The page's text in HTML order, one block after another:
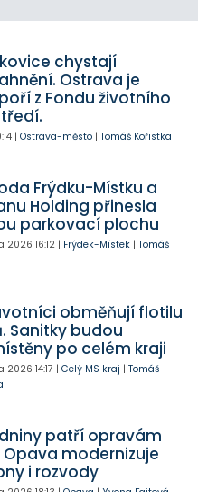
chystají
Ostrava je
z Fondu životního
| Ostrava-město| Tomáš Kořistka
Frýdku-Místku a
Holding přinesla
parkovací plochu
2026 16:12| Frýdek-Místek| Tomáš
obměňují flotilu
Sanitky budou
po celém kraji
2026 14:17 | Celý MS kraj | Tomáš
patří opravám
Opava modernizuje
i rozvody